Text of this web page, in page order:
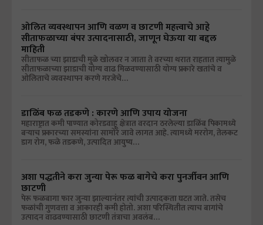
ओलित व्यवस्थापन आणि वळण व छाटणी महत्त्वाचे आहे
सीताफळाच्या बंपर उत्पादनासाठी, जाणून घेऊया या बद्दल
माहिती
सीताफळ च्या झाडाची मुळे खोलवर न जाता ते वरच्या थरात राहतात त्यामुळे
सीताफळाच्या झाडाची योग्य वाढ मिळवण्यासाठी योग्य प्रकारे खतांचे व
ओलिताचे व्यवस्थापन करणे गरजेचे…
डाळिंब फळ तडकणे : कारणे आणि उपाय योजना
महाराष्ट्रात कमी पाण्यात कोरडवाहू क्षेत्रात वरदान ठरलेल्या डाळिंब पिकामध्ये
बऱ्याच प्रकारच्या समस्यांना सामोरे जावे लागत आहे. त्यामध्ये मररोग, तेलकट
डाग रोग, फळे तडकणे, उत्पादित आयुष्य…
अशा पद्धतीने करा जुन्या पेरू फळ बागेचे करा पुनर्जीवन आणि
छाटणी
पेरू फळबागा फार जुन्या झाल्यानंतर त्यांची उत्पादकता घटत जाते. तसेच
फळांची गुणवत्ता व आकारही कमी होतो. अशा परिस्थितीत त्याच बागांचे
उत्पादन वाढवण्यासाठी छाटणी तंत्राचा अवलंब…